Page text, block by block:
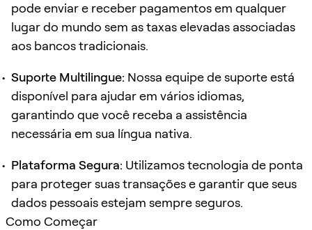
pode enviar e receber pagamentos em qualquer
lugar do mundo sem as taxas elevadas associadas
aos bancos tradicionais.
Suporte Multilingue: Nossa equipe de suporte está
disponível para ajudar em vários idiomas,
garantindo que você receba a assistência
necessária em sua língua nativa.
Plataforma Segura: Utilizamos tecnologia de ponta
para proteger suas transações e garantir que seus
dados pessoais estejam sempre seguros.
Como Começar